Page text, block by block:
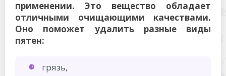
применении. Это вещество обладает
отличными очищающими качествами.
Оно поможет удалить разные виды
пятен:
грязь,